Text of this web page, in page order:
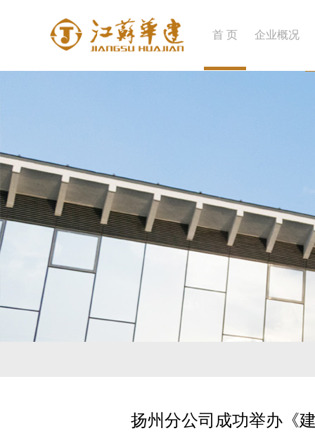
首 页 企业概况
扬州分公司成功举办《